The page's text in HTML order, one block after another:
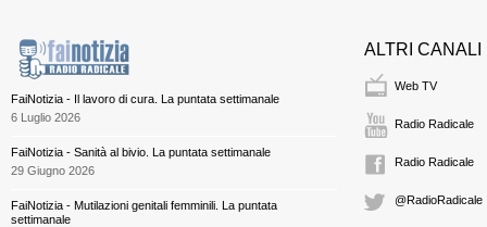
FaiNotizia - Il lavoro di cura. La puntata settimanale
6 Luglio 2026
FaiNotizia - Sanità al bivio. La puntata settimanale
29 Giugno 2026
FaiNotizia - Mutilazioni genitali femminili. La puntata
settimanale
ALTRI CANALI
Web TV
Radio Radicale
Radio Radicale
@RadioRadicale